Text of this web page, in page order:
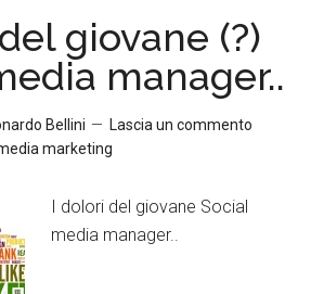
giovane (?)
manager..
Bellini
Lascia un commento
marketing
I dolori del giovane Social
media manager..